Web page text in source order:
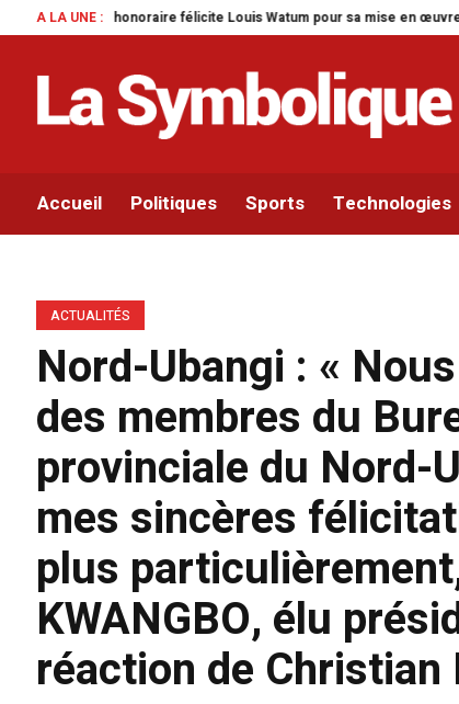
A LA UNE :
Watum pour sa mise en œuvre de son initiative legislative.
Accueil Politiques Sports Technologies
ACTUALITÉS
Nord-Ubangi : «
des membres du
provinciale du Nord-
mes sincères
plus
KWANGBO, élu
réaction de Christian